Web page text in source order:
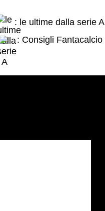
: le ultime dalla serie A
: Consigli Fantacalcio